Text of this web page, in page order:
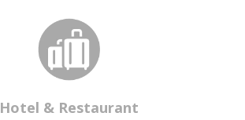
Hotel & Restaurant